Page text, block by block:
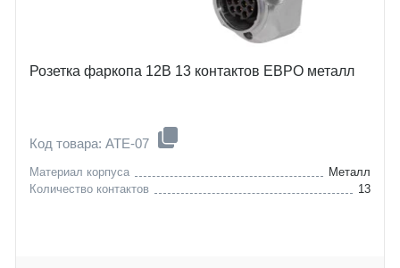
Розетка фаркопа 12В 13 контактов ЕВРО металл
Код товара: ATE-07
Материал корпуса
Металл
Количество контактов
13